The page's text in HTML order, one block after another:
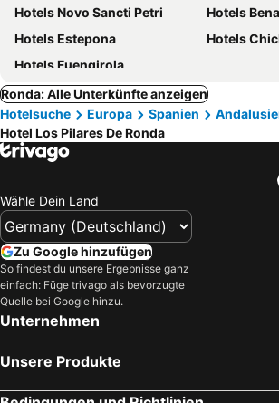
Hotels Novo Sancti Petri
Hotels
Hotels Estepona
Hotels
Hotels Fuengirola
Ronda: Alle Unterkünfte anzeigen
Hotelsuche
Europa Spanien
Hotel Los Pilares De Ronda
Wähle Dein Land
Zu Google hinzufügen
So findest du unsere Ergebnisse ganz
einfach: Füge trivago als bevorzugte
Quelle bei Google hinzu.
Unternehmen
Unsere Produkte